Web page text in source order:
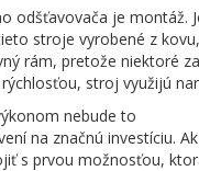
odšťavovača je montáž.
stroje vyrobené z
rám, pretože niektoré
stroj využijú
nebude to
na značnú investíciu. Ak
s prvou možnosťou,